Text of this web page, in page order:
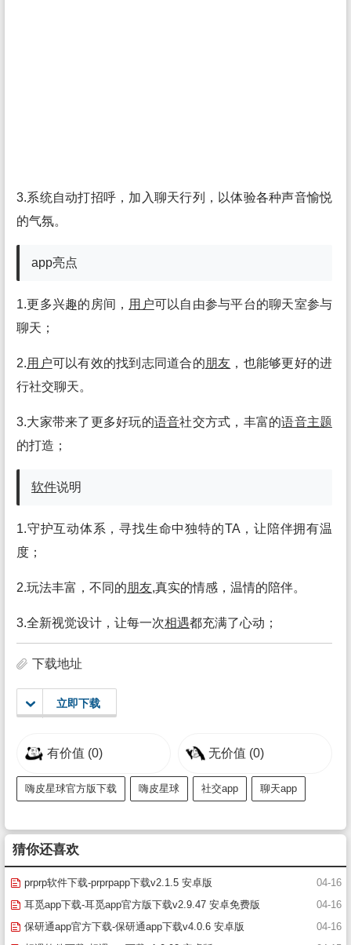
3.系统自动打招呼，加入聊天行列，以体验各种声音愉悦
的气氛。
app亮点
1.更多兴趣的房间， 用户可以自由参与平台的聊天室参与
聊天；
2.用户可以有效的找到志同道合的朋友 ，也能够更好的进
行社交聊天。
3.大家带来了更多好玩的语音社交方式，丰富的语音主题
的打造；
软件说明
1.守护互动体系，寻找生命中独特的TA，让陪伴拥有温
度；
2.玩法丰富，不同的朋友,真实的情感，温情的陪伴。
3.全新视觉设计，让每一次相遇都充满了心动；
下载地址
立即下载
有价值 (0) 无价值 (0)
嗨皮星球官方版下载 嗨皮星球 社交app 聊天app
猜你还喜欢
04-16
prprp软件下载-prprpapp下载v2.1.5 安卓版
04-16
耳觅app下载-耳觅app官方版下载v2.9.47 安卓免费版
04-16
保研通app官方下载-保研通app下载v4.0.6 安卓版